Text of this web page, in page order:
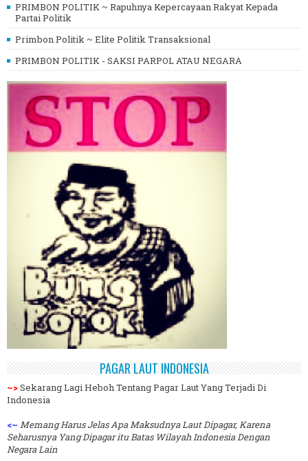
PRIMBON POLITIK ~ Rapuhnya Kepercayaan Rakyat Kepada
Partai Politik
Primbon Politik ~ Elite Politik Transaksional
PRIMBON POLITIK - SAKSI PARPOL ATAU NEGARA
PAGAR LAUT INDONESIA
~>Sekarang Lagi Heboh Tentang Pagar Laut Yang Terjadi Di
Indonesia
<~ Memang Harus Jelas Apa Maksudnya Laut Dipagar, Karena
Seharusnya Yang Dipagar itu Batas Wilayah Indonesia Dengan
Negara Lain